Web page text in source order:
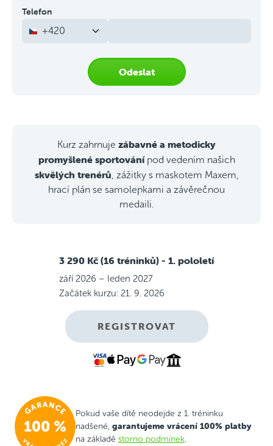
Telefon
+420
Odeslat
Kurz zahrnuje zábavné a metodicky
promyšlené sportovánípod vedením našich
skvělých trenérů , zážitky s maskotem Maxem,
hrací plán se samolepkami a závěrečnou
medaili.
3 290 Kč (16 tréninků) - 1. pololetí
září 2026 – leden 2027
Začátek kurzu: 21. 9. 2026
REGISTROVAT
Pokud vaše dítě neodejde z 1. tréninku
nadšené, garantujeme vrácení 100% platby
na základě storno podmínek.